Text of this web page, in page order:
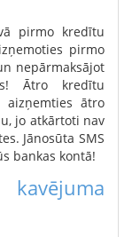
pirmo kredītu
pirmo
nepārmaksājot
Ātro kredītu
aizņemties ātro
jo atkārtoti nav
Jānosūta SMS
bankas kontā!